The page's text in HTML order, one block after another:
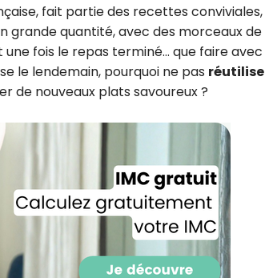
fait partie des recettes conviviales,
grande quantité, avec des morceaux de
fois le repas terminé… que faire avec
le lendemain, pourquoi ne pas
de nouveaux plats savoureux ?
CROQ.
Je consens à ce que la société
des courriels pour mesurer et
performances des campagnes.
pourrons savoir si vous ouvrez les
l'heure à laquelle vous le faites ainsi
des informations sur le terminal que
utilisez. Pour en savoir plus sur ces
voir notrepolitique de confidentialité
Je reçois mon cadeau !